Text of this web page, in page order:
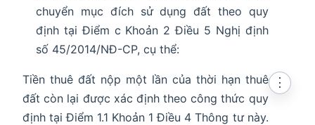
chuyển mục đích sử dụng đất theo quy
định tại Điểm c Khoản 2 Điều 5 Nghị định
số 45/2014/NĐ-CP, cụ thể:
Tiền thuê đất nộp một lần của thời hạn thuê
đất còn lại được xác định theo công thức quy
định tại Điểm 1.1 Khoản 1 Điều 4 Thông tư này.
⋮